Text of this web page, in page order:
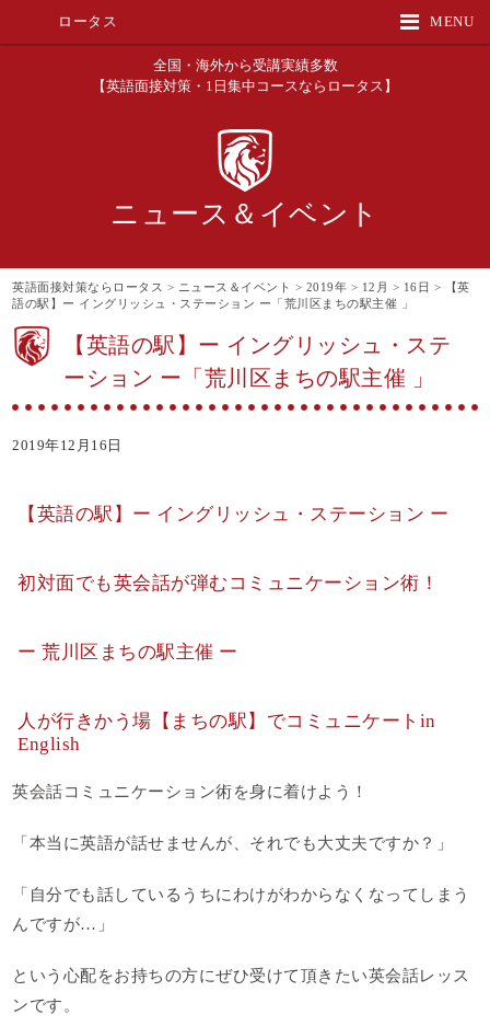
MENU
ロータス
全国・海外から受講実績多数
【英語面接対策・1日集中コースならロータス】
ニュース＆イベント
英語面接対策ならロータス > ニュース＆イベント > 2019年 > 12月 > 16日 >
【英
語の駅】ー イングリッシュ・ステーション ー「荒川区まちの駅主催 」
【英語の駅】ー イングリッシュ・ステ
ーション ー「荒川区まちの駅主催 」
2019年12月16日
【英語の駅】ー イングリッシュ・ステーション ー
初対面でも英会話が弾むコミュニケーション術！
ー 荒川区まちの駅主催 ー
人が行きかう場【まちの駅】でコミュニケートin
English
英会話コミュニケーション術を身に着けよう！
「本当に英語が話せませんが、それでも大丈夫ですか？」
「自分でも話しているうちにわけがわからなくなってしまう
んですが…」
という心配をお持ちの方にぜひ受けて頂きたい英会話レッス
ンです。